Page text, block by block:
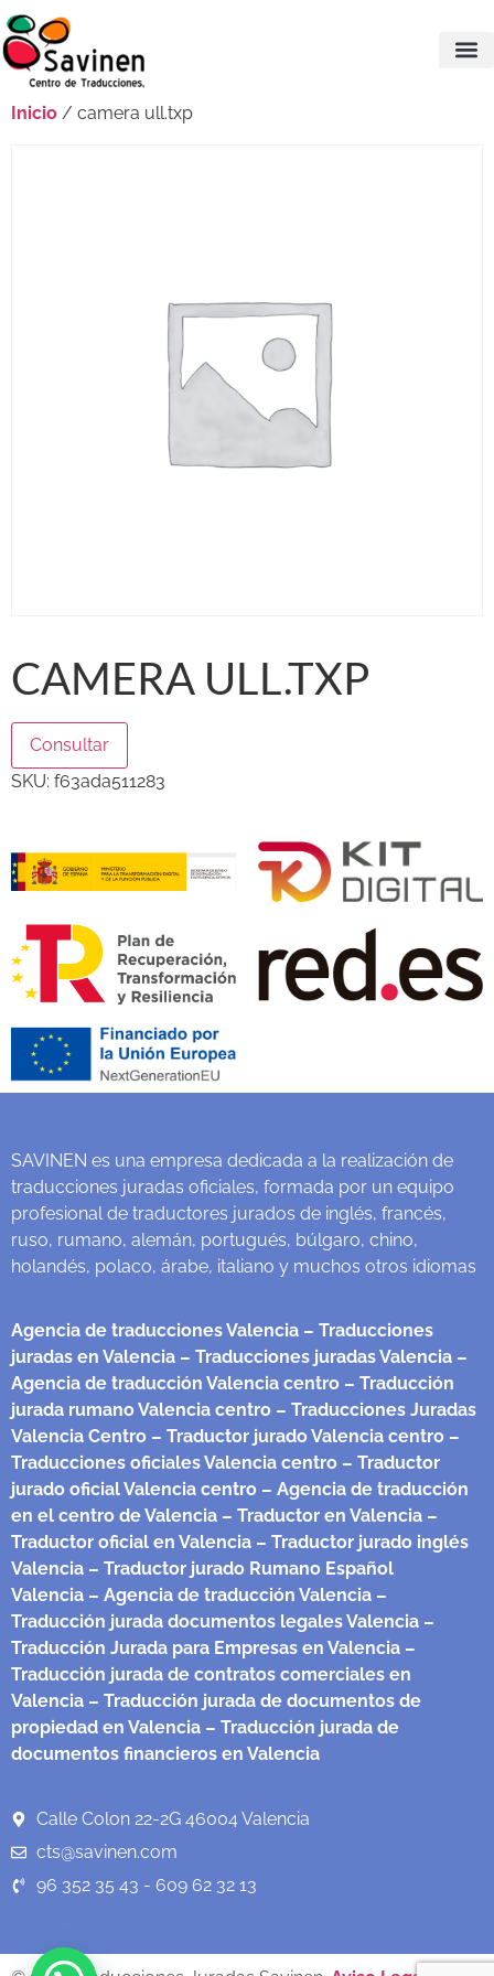
Inicio / camera ull.txp
CAMERA ULL.TXP
Consultar
SKU: f63ada511283
SAVINEN es una empresa dedicada a la realización de
traducciones juradas oficiales, formada por un equipo
profesional de traductores jurados de inglés, francés,
ruso, rumano, alemán, portugués, búlgaro, chino,
holandés, polaco, árabe, italiano y muchos otros idiomas
Agencia de traducciones Valencia – Traducciones
juradas en Valencia – Traducciones juradas Valencia –
Agencia de traducción Valencia centro – Traducción
jurada rumano Valencia centro – Traducciones Juradas
Valencia Centro – Traductor jurado Valencia centro –
Traducciones oficiales Valencia centro – Traductor
jurado oficial Valencia centro – Agencia de traducción
en el centro de Valencia – Traductor en Valencia –
Traductor oficial en Valencia – Traductor jurado inglés
Valencia – Traductor jurado Rumano Español
Valencia – Agencia de traducción Valencia –
Traducción jurada documentos legales Valencia –
Traducción Jurada para Empresas en Valencia –
Traducción jurada de contratos comerciales en
Valencia – Traducción jurada de documentos de
propiedad en Valencia – Traducción jurada de
documentos financieros en Valencia
Calle Colon 22-2G 46004 Valencia
cts@savinen.com
96 352 35 43 - 609 62 32 13